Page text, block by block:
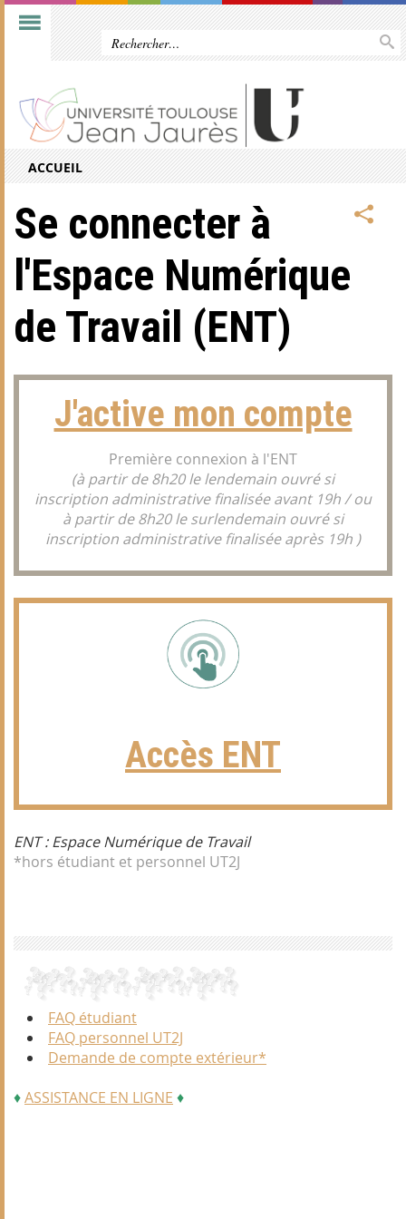
ACCUEIL
Se connecter à
l'Espace Numérique
de Travail (ENT)
J'active mon compte
Première connexion à l'ENT
(à partir de 8h20 le lendemain ouvré si
inscription administrative finalisée avant 19h / ou
à partir de 8h20 le surlendemain ouvré si
inscription administrative finalisée après 19h )
Accès ENT
ENT : Espace Numérique de Travail
*hors étudiant et personnel UT2J
FAQ étudiant
FAQ personnel UT2J
Demande de compte extérieur*
♦ASSISTANCE EN LIGNE ♦